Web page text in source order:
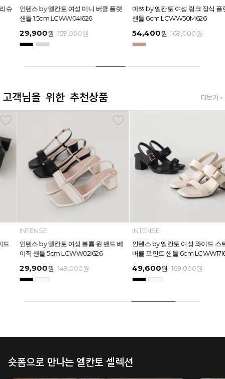
인텐스 by 엘칸토 여성 미니 버클 플랫
샌들 1.5cm LCWW04I626
29,900원 159,000원
마쯔 by 엘칸토 여성 링크 장식 플랫폼
샌들 6cm LCWW50M626
54,400원 169,000원
고객님을 위한 추천상품 더보기 >
INTENSE
인텐스 by 엘칸토 여성 볼륨 원 밴드 베
이직 샌들 5cm LCWW02I626
29,900원 149,000원
INTENSE
인텐스 by 엘칸토 여성 와이드 스트랩
버클 포인트 샌들 6cm LCWW17I626
49,600원 169,000원
숏폼으로 만나는 엘칸토 셀렉션